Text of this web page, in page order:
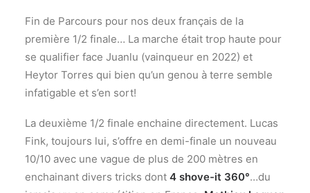
Fin de Parcours pour nos deux français de la
première 1/2 finale… La marche était trop haute pour
se qualifier face Juanlu (vainqueur en 2022) et
Heytor Torres qui bien qu’un genou à terre semble
infatigable et s’en sort!
La deuxième 1/2 finale enchaine directement. Lucas
Fink, toujours lui, s’offre en demi-finale un nouveau
10/10 avec une vague de plus de 200 mètres en
enchainant divers tricks dont 4 shove-it 360°…du